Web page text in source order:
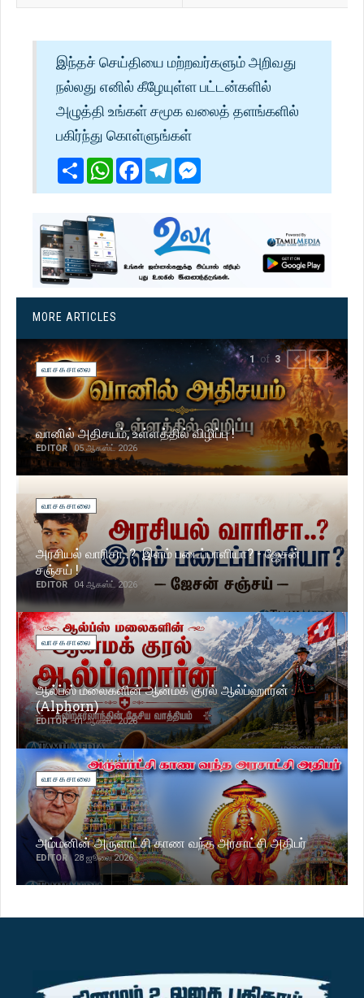
இந்தச் செய்தியை மற்றவர்களும் அறிவது
நல்லது எனில் கீழேயுள்ள பட்டன்களில்
அழுத்தி உங்கள் சமூக வலைத் தளங்களில்
பகிர்ந்து கொள்ளுங்கள்
ShareWhatsApp
Facebook
Telegram
MORE ARTICLES
வாசகசாலை
வானில் அதிசயம், உள்ளத்தில் விழிப்பு !
EDITOR 05 ஆகஸ்ட் 2026
வாசகசாலை
அரசியல் வாரிசா..? இளம் படைப்பாளியா? - ஜேசன்
சஞ்சய் !
EDITOR 04 ஆகஸ்ட் 2026
வாசகசாலை
ஆல்ப்ஸ் மலைகளின் ஆன்மக் குரல் ஆல்ப்ஹார்ன்
(Alphorn)
EDITOR 01 ஆகஸ்ட் 2026
வாசகசாலை
அம்மனின் அருளாட்சி காண வந்த அரசாட்சி அதிபர்
EDITOR 28 ஜூலை 2026
1 of3 PREVIOUS
NEXT